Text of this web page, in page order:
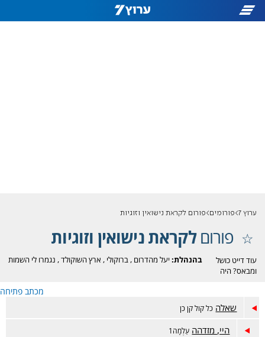
ערוץ 7 פורומים פורום לקראת נישואין וזוגיות
פורוםלקראת נישואין וזוגיות
בהנהלת: יעל מהדרום ,ברוקולי , ארץ השוקולד, נגמרו לי השמות
עוד דייט כושל
ומבאס? היה
טוב? זה המקום.
מכתב פתיחה
שאלה כל קול קן כן
היי, מזדהה עַלְמָה1